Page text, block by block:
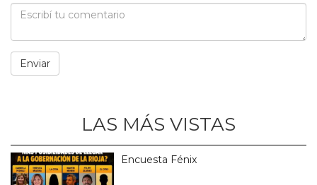
LAS MÁS VISTAS
Encuesta Fénix